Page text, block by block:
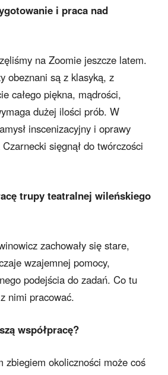
i praca nad
na Zoomie jeszcze latem.
obeznani są z klasyką, z
całego piękna, mądrości,
dużej ilości prób. W
inscenizacyjny i oprawy
sięgnął do twórczości
trupy teatralnej wileńskiego
zachowały się stare,
wzajemnej pomocy,
podejścia do zadań. Co tu
nimi pracować.
współpracę?
zbiegiem okoliczności może coś